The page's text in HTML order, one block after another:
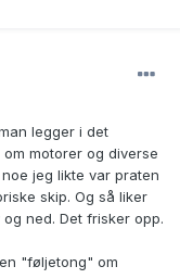
legger i det
motorer og diverse
jeg likte var praten
skip. Og så liker
ned. Det frisker opp.
"føljetong" om